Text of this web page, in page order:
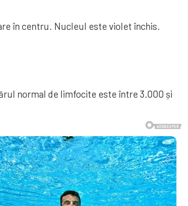
în centru. Nucleul este violet închis.
normal de limfocite este între 3.000 și